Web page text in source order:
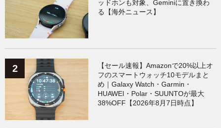
ッドホンも対象、Geminiに置き換わ
る【海外ニュース】
【セール速報】Amazonで20%以上オ
フのスマートウォッチ10モデルまと
め｜Galaxy Watch・Garmin・
HUAWEI・Polar・SUUNTOが最大
38%OFF【2026年8月7日時点】